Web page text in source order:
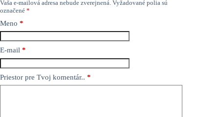
Vaša e-mailová adresa nebude zverejnená. Vyžadované polia sú
označené *
Meno *
E-mail *
Priestor pre Tvoj komentár.. *